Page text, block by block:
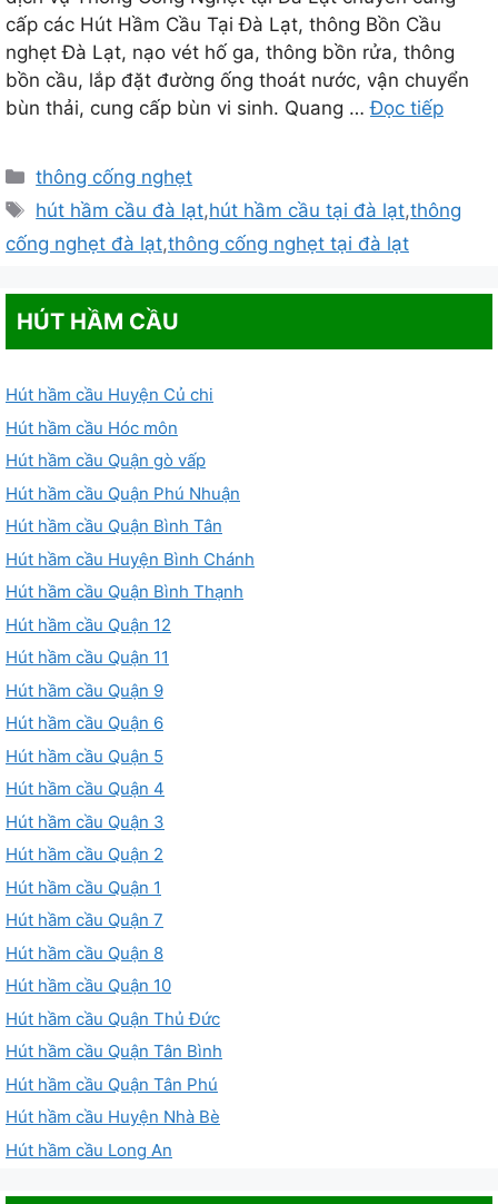
cấp các Hút Hầm Cầu Tại Đà Lạt, thông Bồn Cầu
nghẹt Đà Lạt, nạo vét hố ga, thông bồn rửa, thông
bồn cầu, lắp đặt đường ống thoát nước, vận chuyển
bùn thải, cung cấp bùn vi sinh. Quang …Đọc tiếp
Danh
mục
thông cống nghẹt
Thẻ
hút hầm cầu đà lạt,hút hầm cầu tại đà lạt,thông
cống nghẹt đà lạt,thông cống nghẹt tại đà lạt
HÚT HẦM CẦU
Hút hầm cầu Huyện Củ chi
Hút hầm cầu Hóc môn
Hút hầm cầu Quận gò vấp
Hút hầm cầu Quận Phú Nhuận
Hút hầm cầu Quận Bình Tân
Hút hầm cầu Huyện Bình Chánh
Hút hầm cầu Quận Bình Thạnh
Hút hầm cầu Quận 12
Hút hầm cầu Quận 11
Hút hầm cầu Quận 9
Hút hầm cầu Quận 6
Hút hầm cầu Quận 5
Hút hầm cầu Quận 4
Hút hầm cầu Quận 3
Hút hầm cầu Quận 2
Hút hầm cầu Quận 1
Hút hầm cầu Quận 7
Hút hầm cầu Quận 8
Hút hầm cầu Quận 10
Hút hầm cầu Quận Thủ Đức
Hút hầm cầu Quận Tân Bình
Hút hầm cầu Quận Tân Phú
Hút hầm cầu Huyện Nhà Bè
Hút hầm cầu Long An